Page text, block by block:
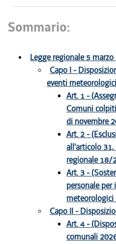
Sommario:
Legge regionale 5 marzo
Capo I -
eventi
Art. 1 -
Comuni
di novembre
Art. 2 -
all'articolo
regionale 18/
Art. 3 -
personale
meteorologici
Capo II -
Art. 4 -
comunali